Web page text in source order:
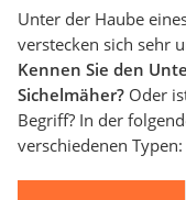
Unter der Haube
verstecken sich sehr
Kennen Sie den
Sichelmäher? Oder
Begriff? In der
verschiedenen Typen: